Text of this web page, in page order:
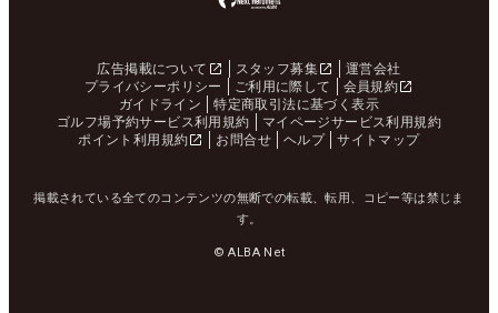
広告掲載について スタッフ募集
運営会社
プライバシーポリシー
ご利用に際して
会員規約
ガイドライン
特定商取引法に基づく表示
ゴルフ場予約サービス利用規約
マイページサービス利用規約
ポイント利用規約
お問合せ ヘルプ サイトマップ
掲載されている全てのコンテンツの無断での転載、転用、コピー等は禁じま
す。
© ALBA Net